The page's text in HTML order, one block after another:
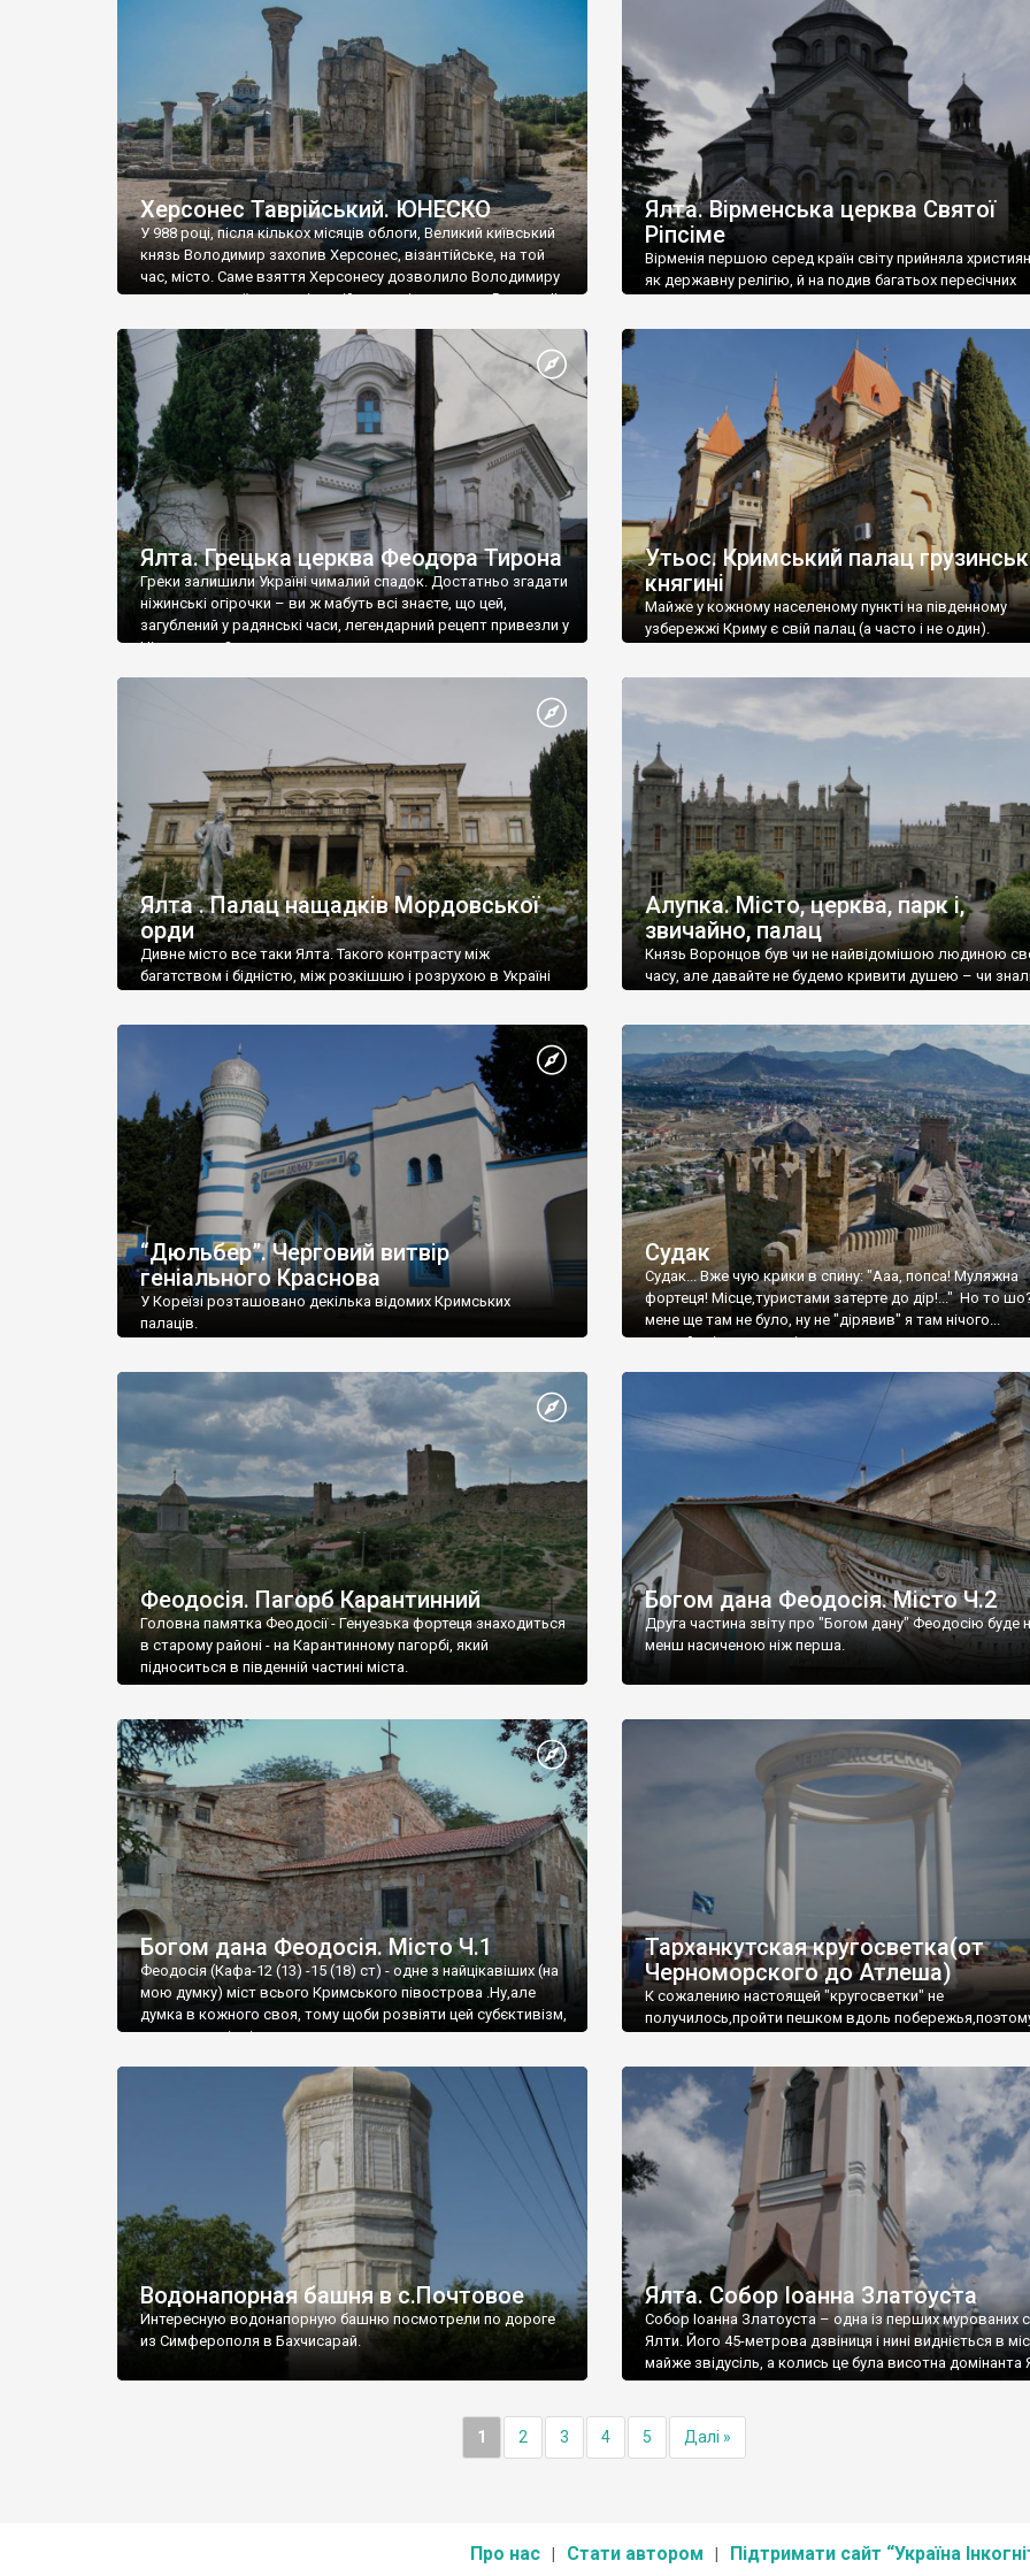
візантійської доби. Раритети викрадені з фондів об’єкту
культурної спадщини ЮНЕСКО «Херсонеса Таврійського».
Офіційно – на виставку «Золото Візантії», але експерти та
влада в Україні вважають це лише […]
називаються «повстяками» (postaki)…” “Вино. Крим
виробляє відмінне вино і його вдосталь: воно все
легке біле і дуже […]
Херсонес Таврійський. ЮНЕСКО
У 988 році, після кількох місяців облоги, Великий київський
князь Володимир захопив Херсонес, візантійське, на той
час, місто. Саме взяття Херсонесу дозволило Володимиру
диктувати свої умови візантійському імператору Василю ІІ,
Херсонесі Володимир-язичник, став Василем-
християнином. А потім було Хрещення Русі. На честь
Херсонесу Таврійського названо місто […]
Ялта. Вірменська церква Святої
Ріпсіме
Вірменія першою серед країн світу прийняла
як державну релігію, й на подив багатьох пересічних
Ялта. Грецька церква Феодора Тирона
Греки залишили Україні чималий спадок. Достатньо згадати
ніжинські огірочки – ви ж мабуть всі знаєте, що цей,
загублений у радянські часи, легендарний рецепт привезли у
Ніжин греки?
Утьос. Кримський палац
княгині
Майже у кожному населеному пункті на південному
узбережжі Криму є свій палац (а часто і не один).
Ялта . Палац нащадків Мордовської
орди
Дивне місто все таки Ялта. Такого контрасту між
багатством і бідністю, між розкішшю і розрухою в Україні
Алупка. Місто, церква, парк і,
звичайно, палац
Князь Воронцов був чи не найвідомішою людиною
часу, але давайте не будемо кривити душею – чи
“Дюльбер”. Черговий витвір
геніального Краснова
У Кореїзі розташовано декілька відомих Кримських
палаців.
Судак
Судак... Вже чую крики в спину: "Ааа, попса! Муляжна
фортеця! Місце,туристами затерте до дір!..." Но то
мене ще там не було, ну не "дірявив" я там нічого...
принаймні до цього літа.
Феодосія. Пагорб Карантинний
Головна памятка Феодосії - Генуезька фортеця знаходиться
в старому районі - на Карантинному пагорбі, який
підноситься в південній частині міста.
Богом дана Феодосія. Місто Ч.2
Друга частина звіту про "Богом дану" Феодосію буде
менш насиченою ніж перша.
Богом дана Феодосія. Місто Ч.1
Феодосія (Кафа-12 (13) -15 (18) ст) - одне з найцікавіших (на
мою думку) міст всього Кримського півострова .Ну,але
думка в кожного своя, тому щоби розвіяти цей субєктивізм,
запрошую відвідати це
Тарханкутская кругосветка(от
Черноморского до Атлеша)
К сожалению настоящей "кругосветки" не
получилось,пройти пешком вдоль
Водонапорная башня в с.Почтовое
Интересную водонапорную башню посмотрели по дороге
из Симферополя в Бахчисарай.
Ялта. Собор Іоанна Златоуста
Собор Іоанна Златоуста – одна із перших мурованих
Ялти. Його 45-метрова дзвіниця і нині видніється в
майже звідусіль, а колись це була висотна домінанта
1 2 3 4 5 Далі »
Про нас Стати автором Підтримати сайт “Україна